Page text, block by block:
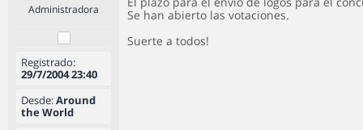
Administradora
Registrado:
29/7/2004 23:40
Desde:Around
the World
Se han abierto las votaciones.
Suerte a todos!